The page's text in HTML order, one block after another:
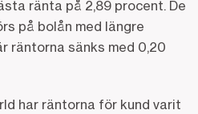
ränta på 2,89 procent. De
på bolån med längre
räntorna sänks med 0,20
har räntorna för kund varit